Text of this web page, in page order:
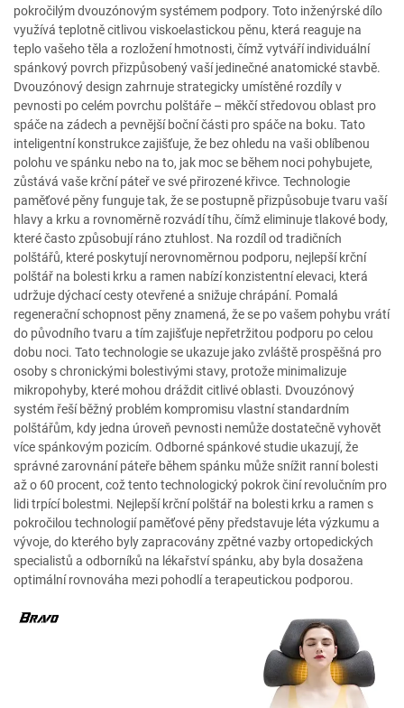
pokročilým dvouzónovým systémem podpory. Toto inženýrské dílo
využívá teplotně citlivou viskoelastickou pěnu, která reaguje na
teplo vašeho těla a rozložení hmotnosti, čímž vytváří individuální
spánkový povrch přizpůsobený vaší jedinečné anatomické stavbě.
Dvouzónový design zahrnuje strategicky umístěné rozdíly v
pevnosti po celém povrchu polštáře – měkčí středovou oblast pro
spáče na zádech a pevnější boční části pro spáče na boku. Tato
inteligentní konstrukce zajišťuje, že bez ohledu na vaši oblíbenou
polohu ve spánku nebo na to, jak moc se během noci pohybujete,
zůstává vaše krční páteř ve své přirozené křivce. Technologie
paměťové pěny funguje tak, že se postupně přizpůsobuje tvaru vaší
hlavy a krku a rovnoměrně rozvádí tíhu, čímž eliminuje tlakové body,
které často způsobují ráno ztuhlost. Na rozdíl od tradičních
polštářů, které poskytují nerovnoměrnou podporu, nejlepší krční
polštář na bolesti krku a ramen nabízí konzistentní elevaci, která
udržuje dýchací cesty otevřené a snižuje chrápání. Pomalá
regenerační schopnost pěny znamená, že se po vašem pohybu vrátí
do původního tvaru a tím zajišťuje nepřetržitou podporu po celou
dobu noci. Tato technologie se ukazuje jako zvláště prospěšná pro
osoby s chronickými bolestivými stavy, protože minimalizuje
mikropohyby, které mohou dráždit citlivé oblasti. Dvouzónový
systém řeší běžný problém kompromisu vlastní standardním
polštářům, kdy jedna úroveň pevnosti nemůže dostatečně vyhovět
více spánkovým pozicím. Odborné spánkové studie ukazují, že
správné zarovnání páteře během spánku může snížit ranní bolesti
až o 60 procent, což tento technologický pokrok činí revolučním pro
lidi trpící bolestmi. Nejlepší krční polštář na bolesti krku a ramen s
pokročilou technologií paměťové pěny představuje léta výzkumu a
vývoje, do kterého byly zapracovány zpětné vazby ortopedických
specialistů a odborníků na lékařství spánku, aby byla dosažena
optimální rovnováha mezi pohodlí a terapeutickou podporou.